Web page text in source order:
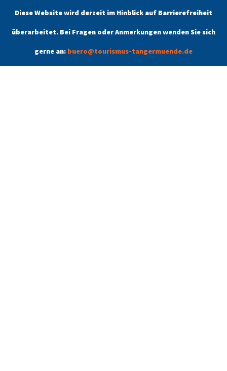
Diese Website wird derzeit im Hinblick auf Barrierefreiheit
überarbeitet. Bei Fragen oder Anmerkungen wenden Sie sich
gerne an: buero@tourismus-tangermuende.de
Fahrradunterstellung.